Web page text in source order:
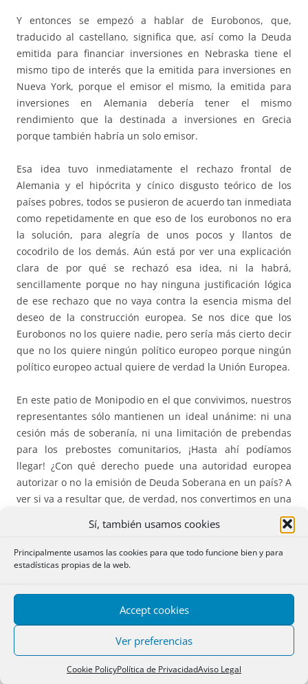
Sí, también usamos cookies
Principalmente usamos las cookies para que todo funcione bien y para
estadísticas propias de la web.
Accept cookies
Ver preferencias
Cookie PolicyPolítica de PrivacidadAviso Legal
Y entonces se empezó a hablar de Eurobonos, que,
traducido al castellano, significa que, así como la Deuda
emitida para financiar inversiones en Nebraska tiene el
mismo tipo de interés que la emitida para inversiones en
Nueva York, porque el emisor el mismo, la emitida para
inversiones en Alemania debería tener el mismo
rendimiento que la destinada a inversiones en Grecia
porque también habría un solo emisor.
Esa idea tuvo inmediatamente el rechazo frontal de
Alemania y el hipócrita y cínico disgusto teórico de los
países pobres, todos se pusieron de acuerdo tan inmediata
como repetidamente en que eso de los eurobonos no era
la solución, para alegría de unos pocos y llantos de
cocodrilo de los demás. Aún está por ver una explicación
clara de por qué se rechazó esa idea, ni la habrá,
sencillamente porque no hay ninguna justificación lógica
de ese rechazo que no vaya contra la esencia misma del
deseo de la construcción europea. Se nos dice que los
Eurobonos no los quiere nadie, pero sería más cierto decir
que no los quiere ningún político europeo porque ningún
político europeo actual quiere de verdad la Unión Europea.
En este patio de Monipodio en el que convivimos, nuestros
representantes sólo mantienen un ideal unánime: ni una
cesión más de soberanía, ni una limitación de prebendas
para los prebostes comunitarios, ¡Hasta ahí podíamos
llegar! ¿Con qué derecho puede una autoridad europea
autorizar o no la emisión de Deuda Soberana en un país? A
ver si va a resultar que, de verdad, nos convertimos en una
Unión Europea y por tanto tenemos que liquidar unos
cuantos millones de políticos cada uno de los cuales
dejaría de ser centro de atención de una corriente de
intereses.
Cuando un político deja de tener la llave del dinero, deja
de tener poder, ya no es un VIP, es un servidor público y
anglosajones. Por ese camino acabaríamos viendo al frente
de los partidos y en el rectorado de las Universidades a